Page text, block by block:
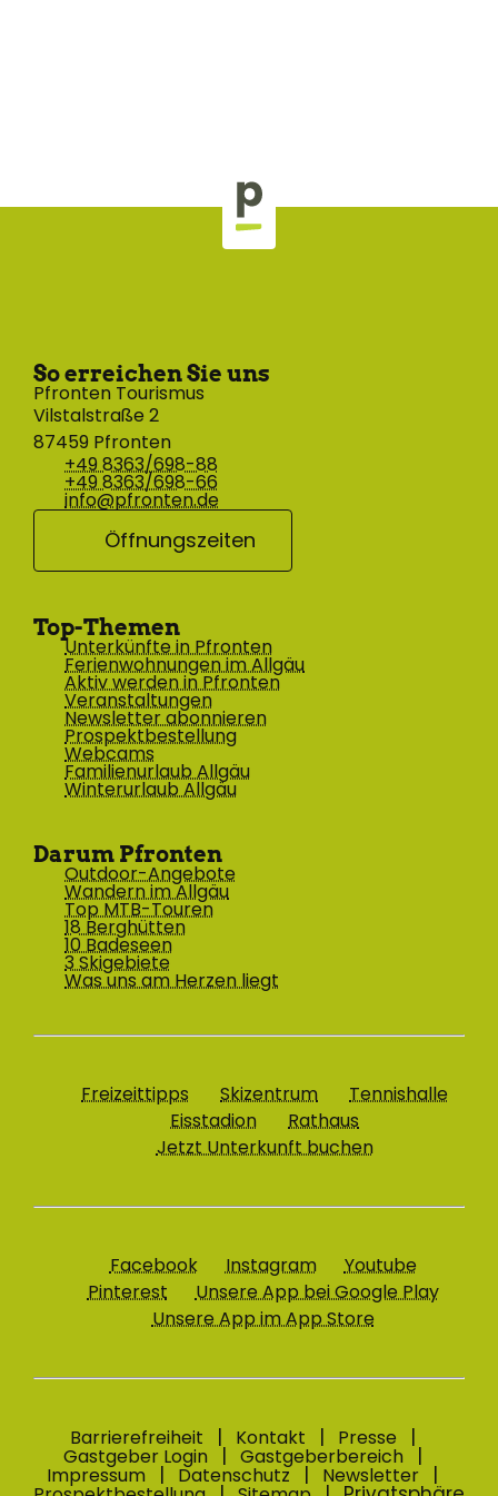
So erreichen Sie uns
Pfronten Tourismus
Vilstalstraße 2
87459 Pfronten
+49 8363/698-88
+49 8363/698-66
info@pfronten.de
Öffnungszeiten
Top-Themen
Unterkünfte in Pfronten
Ferienwohnungen im Allgäu
Aktiv werden in Pfronten
Veranstaltungen
Newsletter abonnieren
Prospektbestellung
Webcams
Familienurlaub Allgäu
Winterurlaub Allgäu
Darum Pfronten
Outdoor-Angebote
Wandern im Allgäu
Top MTB-Touren
18 Berghütten
10 Badeseen
3 Skigebiete
Was uns am Herzen liegt
Freizeittipps Skizentrum
Tennishalle
Eisstadion
Rathaus
Jetzt Unterkunft buchen
Facebook Instagram
Youtube
Pinterest
Unsere App bei Google Play
Unsere App im App Store
Barrierefreiheit Kontakt Presse
Gastgeber Login Gastgeberbereich
Impressum Datenschutz Newsletter